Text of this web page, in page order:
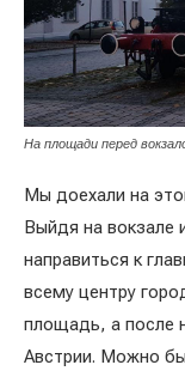
На площади перед
Мы доехали на
Выйдя на вокзале
направиться к
всему центру
площадь, а после
Австрии. Можно